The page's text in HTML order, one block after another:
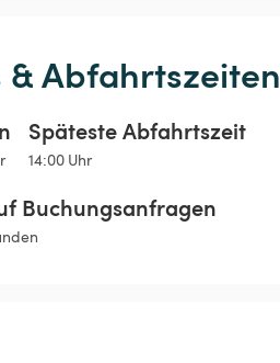
Abfahrtszeiten
Späteste Abfahrtszeit
14:00 Uhr
Buchungsanfragen